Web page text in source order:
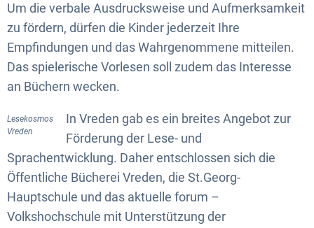
Um die verbale Ausdrucksweise und Aufmerksamkeit
zu fördern, dürfen die Kinder jederzeit Ihre
Empfindungen und das Wahrgenommene mitteilen.
Das spielerische Vorlesen soll zudem das Interesse
an Büchern wecken.
Lesekosmos
Vreden
In Vreden gab es ein breites Angebot zur
Förderung der Lese- und
Sprachentwicklung. Daher entschlossen sich die
Öffentliche Bücherei Vreden, die St.Georg-
Hauptschule und das aktuelle forum –
Volkshochschule mit Unterstützung der